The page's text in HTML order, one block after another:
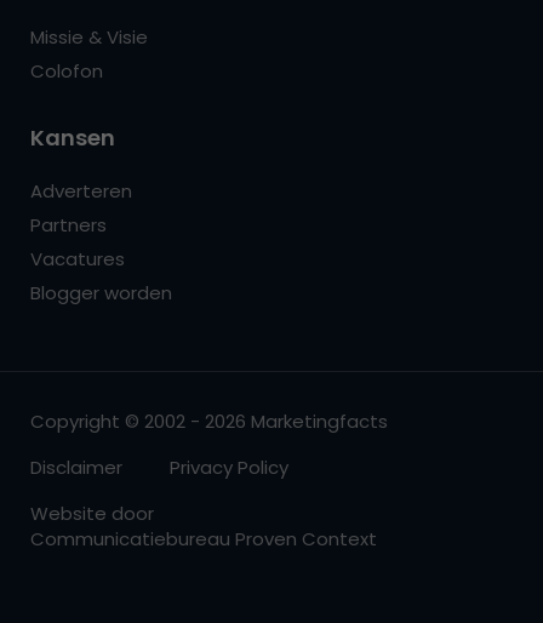
Missie & Visie
Colofon
Kansen
Adverteren
Partners
Vacatures
Blogger worden
Copyright © 2002 - 2026 Marketingfacts
Disclaimer
Privacy Policy
Website door
Communicatiebureau Proven Context